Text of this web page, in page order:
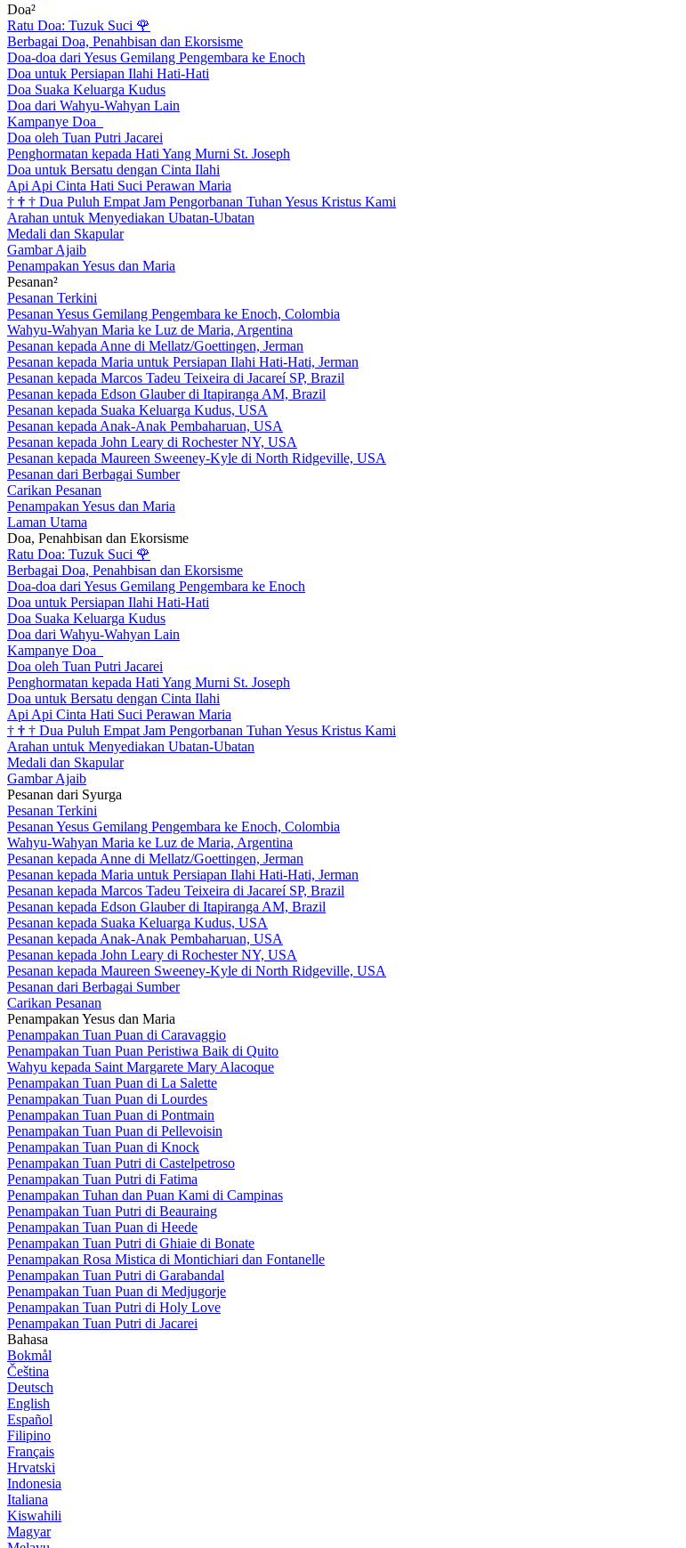
Doa²
Ratu Doa: Tuzuk Suci 🌹
Berbagai Doa, Penahbisan dan Ekorsisme
Doa-doa dari Yesus Gemilang Pengembara ke Enoch
Doa untuk Persiapan Ilahi Hati-Hati
Doa Suaka Keluarga Kudus
Doa dari Wahyu-Wahyan Lain
Kampanye Doa
Doa oleh Tuan Putri Jacarei
Penghormatan kepada Hati Yang Murni St. Joseph
Doa untuk Bersatu dengan Cinta Ilahi
Api Api Cinta Hati Suci Perawan Maria
† † † Dua Puluh Empat Jam Pengorbanan Tuhan Yesus Kristus Kami
Arahan untuk Menyediakan Ubatan-Ubatan
Medali dan Skapular
Gambar Ajaib
Penampakan Yesus dan Maria
Pesanan²
Pesanan Terkini
Pesanan Yesus Gemilang Pengembara ke Enoch, Colombia
Wahyu-Wahyan Maria ke Luz de Maria, Argentina
Pesanan kepada Anne di Mellatz/Goettingen, Jerman
Pesanan kepada Maria untuk Persiapan Ilahi Hati-Hati, Jerman
Pesanan kepada Marcos Tadeu Teixeira di Jacareí SP, Brazil
Pesanan kepada Edson Glauber di Itapiranga AM, Brazil
Pesanan kepada Suaka Keluarga Kudus, USA
Pesanan kepada Anak-Anak Pembaharuan, USA
Pesanan kepada John Leary di Rochester NY, USA
Pesanan kepada Maureen Sweeney-Kyle di North Ridgeville, USA
Pesanan dari Berbagai Sumber
Carikan Pesanan
Penampakan Yesus dan Maria
Laman Utama
Doa, Penahbisan dan Ekorsisme
Ratu Doa: Tuzuk Suci 🌹
Berbagai Doa, Penahbisan dan Ekorsisme
Doa-doa dari Yesus Gemilang Pengembara ke Enoch
Doa untuk Persiapan Ilahi Hati-Hati
Doa Suaka Keluarga Kudus
Doa dari Wahyu-Wahyan Lain
Kampanye Doa
Doa oleh Tuan Putri Jacarei
Penghormatan kepada Hati Yang Murni St. Joseph
Doa untuk Bersatu dengan Cinta Ilahi
Api Api Cinta Hati Suci Perawan Maria
† † † Dua Puluh Empat Jam Pengorbanan Tuhan Yesus Kristus Kami
Arahan untuk Menyediakan Ubatan-Ubatan
Medali dan Skapular
Gambar Ajaib
Pesanan dari Syurga
Pesanan Terkini
Pesanan Yesus Gemilang Pengembara ke Enoch, Colombia
Wahyu-Wahyan Maria ke Luz de Maria, Argentina
Pesanan kepada Anne di Mellatz/Goettingen, Jerman
Pesanan kepada Maria untuk Persiapan Ilahi Hati-Hati, Jerman
Pesanan kepada Marcos Tadeu Teixeira di Jacareí SP, Brazil
Pesanan kepada Edson Glauber di Itapiranga AM, Brazil
Pesanan kepada Suaka Keluarga Kudus, USA
Pesanan kepada Anak-Anak Pembaharuan, USA
Pesanan kepada John Leary di Rochester NY, USA
Pesanan kepada Maureen Sweeney-Kyle di North Ridgeville, USA
Pesanan dari Berbagai Sumber
Carikan Pesanan
Penampakan Yesus dan Maria
Penampakan Tuan Puan di Caravaggio
Penampakan Tuan Puan Peristiwa Baik di Quito
Wahyu kepada Saint Margarete Mary Alacoque
Penampakan Tuan Puan di La Salette
Penampakan Tuan Puan di Lourdes
Penampakan Tuan Puan di Pontmain
Penampakan Tuan Puan di Pellevoisin
Penampakan Tuan Puan di Knock
Penampakan Tuan Putri di Castelpetroso
Penampakan Tuan Putri di Fatima
Penampakan Tuhan dan Puan Kami di Campinas
Penampakan Tuan Putri di Beauraing
Penampakan Tuan Puan di Heede
Penampakan Tuan Putri di Ghiaie di Bonate
Penampakan Rosa Mistica di Montichiari dan Fontanelle
Penampakan Tuan Putri di Garabandal
Penampakan Tuan Puan di Medjugorje
Penampakan Tuan Putri di Holy Love
Penampakan Tuan Putri di Jacarei
Bahasa
Bokmål
Čeština
Deutsch
English
Español
Filipino
Français
Hrvatski
Indonesia
Italiana
Kiswahili
Magyar